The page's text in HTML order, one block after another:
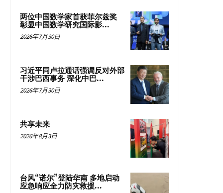
两位中国数学家首获菲尔兹奖
彰显中国数学研究国际影...
2026年7月30日
习近平同卢拉通话强调反对外部
干涉巴西事务 深化中巴...
2026年7月30日
共享未来
2026年8月3日
台风“诺尔”登陆华南 多地启动
应急响应全力防灾救援...